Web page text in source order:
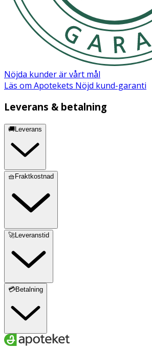
Nöjda kunder är vårt mål
Läs om Apotekets Nöjd kund-garanti
Leverans & betalning
🚚Leverans
🧺Fraktkostnad
🚀Leveranstid
💳Betalning